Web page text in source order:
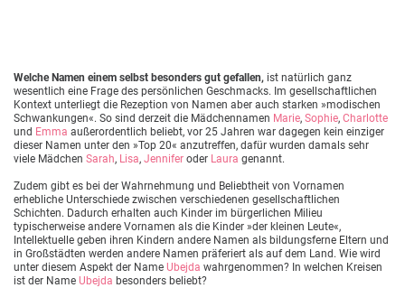
Welche Namen einem selbst besonders gut gefallen, ist natürlich ganz
wesentlich eine Frage des persönlichen Geschmacks. Im gesellschaftlichen
Kontext unterliegt die Rezeption von Namen aber auch starken »modischen
Schwankungen«. So sind derzeit die Mädchennamen Marie, Sophie, Charlotte
und Emma außerordentlich beliebt, vor 25 Jahren war dagegen kein einziger
dieser Namen unter den »Top 20« anzutreffen, dafür wurden damals sehr
viele Mädchen Sarah, Lisa, Jennifer oder Laura genannt.
Zudem gibt es bei der Wahrnehmung und Beliebtheit von Vornamen
erhebliche Unterschiede zwischen verschiedenen gesellschaftlichen
Schichten. Dadurch erhalten auch Kinder im bürgerlichen Milieu
typischerweise andere Vornamen als die Kinder »der kleinen Leute«,
Intellektuelle geben ihren Kindern andere Namen als bildungsferne Eltern und
in Großstädten werden andere Namen präferiert als auf dem Land. Wie wird
unter diesem Aspekt der Name Ubejda wahrgenommen? In welchen Kreisen
ist der Name Ubejda besonders beliebt?